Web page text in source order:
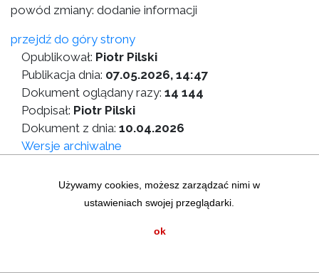
Używamy cookies, możesz zarządzać nimi w
ustawieniach swojej przeglądarki.
ok
powód zmiany: dodanie informacji
przejdź do góry strony
Opublikował: Piotr Pilski
Publikacja dnia: 07.05.2026, 14:47
Dokument oglądany razy: 14 144
Podpisał: Piotr Pilski
Dokument z dnia: 10.04.2026
Wersje archiwalne
Statystyki graficzne
Instrukcja korzystania z BIP